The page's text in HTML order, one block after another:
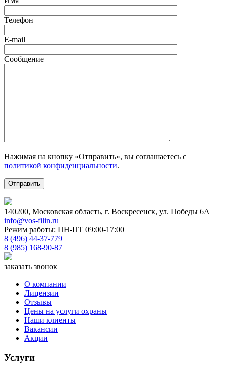
Телефон
E-mail
Сообщение
Нажимая на кнопку «Отправить», вы соглашаетесь с
политикой конфиденциальности.
140200, Московская область, г. Воскресенск, ул. Победы 6А
info@vos-filin.ru
Режим работы: ПН-ПТ 09:00-17:00
8 (496) 44-37-779
8 (985) 168-90-87
заказать звонок
О компании
Лицензии
Отзывы
Цены на услуги охраны
Наши клиенты
Вакансии
Акции
Услуги